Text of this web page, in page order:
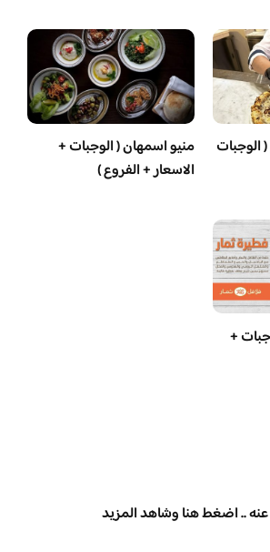
( الوجبات
منيو اسمهان ( الوجبات +
الاسعار + الفروع )
+
.. اضغط هنا وشاهد المزيد